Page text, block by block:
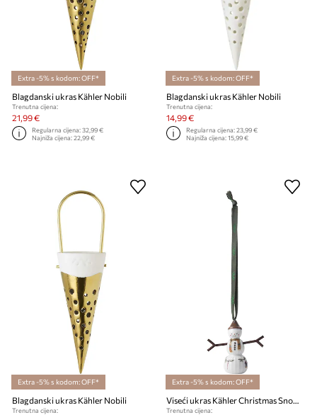
Extra -5% s kodom: OFF*
Blagdanski ukras Kähler Nobili
Trenutna cijena:
21,99 €
Regularna cijena:32,99 €
Najniža cijena:22,99 €
Extra -5% s kodom: OFF*
Blagdanski ukras Kähler Nobili
Trenutna cijena:
14,99 €
Regularna cijena:23,99 €
Najniža cijena:15,99 €
Extra -5% s kodom: OFF*
Blagdanski ukras Kähler Nobili
Trenutna cijena:
Extra -5% s kodom: OFF*
Trenutna cijena: